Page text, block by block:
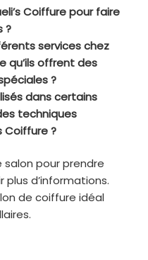
Coiffure pour faire
?
services chez
qu’ils offrent des
?
dans certains
techniques
Coiffure ?
salon pour prendre
d’informations.
de coiffure idéal